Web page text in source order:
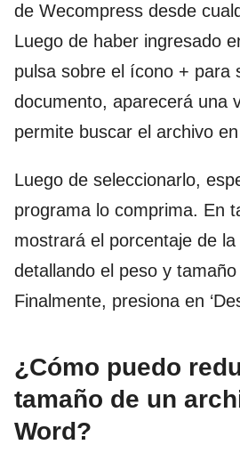
de Wecompress desde
Luego de haber ingresado
pulsa sobre el ícono + para
documento, aparecerá una
permite buscar el archivo
Luego de seleccionarlo,
programa lo comprima. En
mostrará el porcentaje de
detallando el peso y
Finalmente, presiona en
¿Cómo puedo
tamaño de un
Word?